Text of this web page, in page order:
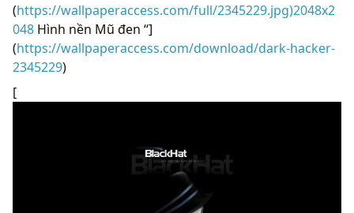
(https://wallpaperaccess.com/full/2345229.jpg)2048x2
048 Hình nền Mũ đen “]
(https://wallpaperaccess.com/download/dark-hacker-
2345229)
[